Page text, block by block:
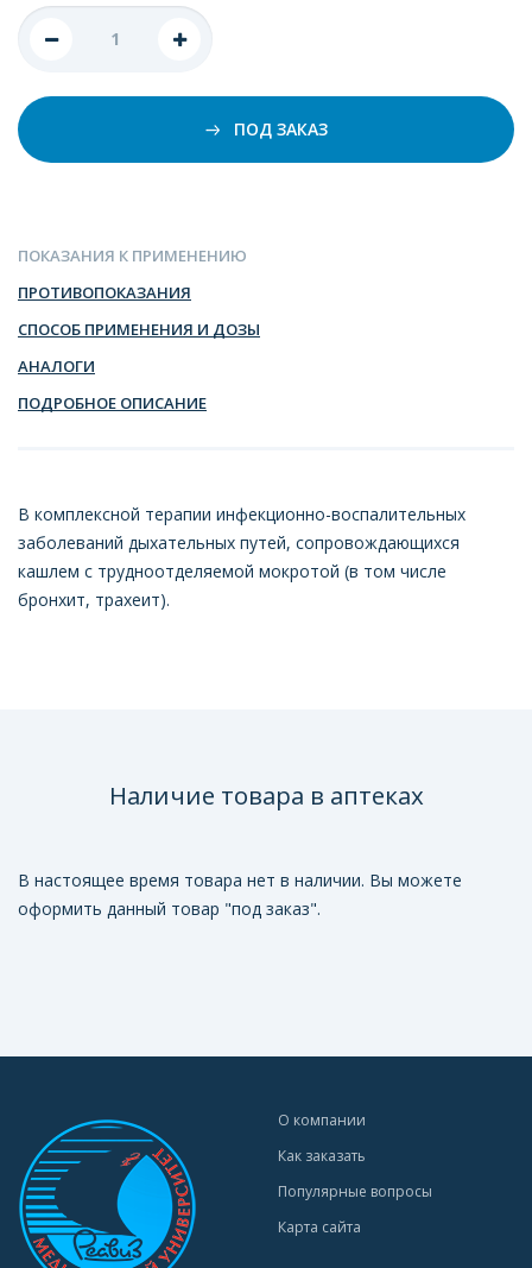
ПОД ЗАКАЗ
ПОКАЗАНИЯ К ПРИМЕНЕНИЮ
ПРОТИВОПОКАЗАНИЯ
СПОСОБ ПРИМЕНЕНИЯ И ДОЗЫ
АНАЛОГИ
ПОДРОБНОЕ ОПИСАНИЕ
В комплексной терапии инфекционно-воспалительных
заболеваний дыхательных путей, сопровождающихся
кашлем с трудноотделяемой мокротой (в том числе
бронхит, трахеит).
Наличие товара в аптеках
В настоящее время товара нет в наличии. Вы можете
оформить данный товар "под заказ".
О компании
Как заказать
Популярные вопросы
Карта сайта